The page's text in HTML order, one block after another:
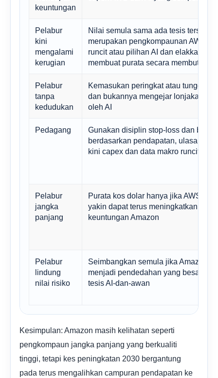
keuntungan
Pelabur
kini
mengalami
kerugian
Nilai semula sama ada tesis tersebut
merupakan pengkompaunan AWS,
runcit atau pilihan AI dan elakkan
membuat purata secara membuta tuli
Pelabur
tanpa
kedudukan
Kemasukan peringkat atau tunggu
dan bukannya mengejar lonjakan
oleh AI
Pedagang
Gunakan disiplin stop-loss dan
berdasarkan pendapatan, ulasan
kini capex dan data makro runcit
Pelabur
jangka
panjang
Purata kos dolar hanya jika AWS,
yakin dapat terus meningkatkan
keuntungan Amazon
Pelabur
lindung
nilai risiko
Seimbangkan semula jika Amazon
menjadi pendedahan yang besar
tesis AI-dan-awan
Kesimpulan: Amazon masih kelihatan seperti
pengkompaun jangka panjang yang berkualiti
tinggi, tetapi kes peningkatan 2030 bergantung
pada terus mengalihkan campuran pendapatan ke